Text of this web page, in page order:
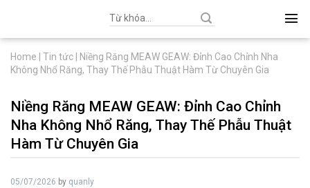
Search
for:
Home Tin tức
Niềng Răng MEAW GEAW: Đỉnh Cao Chỉnh Nha
Không Nhổ Răng, Thay Thế Phẫu Thuật Hàm Từ Chuyên Gia
Niềng Răng MEAW GEAW: Đỉnh Cao Chỉnh
Nha Không Nhổ Răng, Thay Thế Phẫu Thuật
Hàm Từ Chuyên Gia
05/07/2026 by quanly